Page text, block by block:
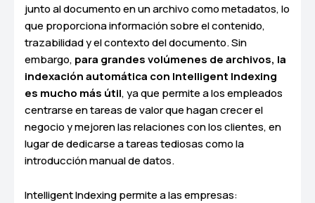
junto al documento en un archivo como metadatos, lo
que proporciona información sobre el contenido,
trazabilidad y el contexto del documento. Sin
embargo, para grandes volúmenes de archivos, la
indexación automática con Intelligent Indexing
es mucho más útil, ya que permite a los empleados
centrarse en tareas de valor que hagan crecer el
negocio y mejoren las relaciones con los clientes, en
lugar de dedicarse a tareas tediosas como la
introducción manual de datos.
Intelligent Indexing permite a las empresas: